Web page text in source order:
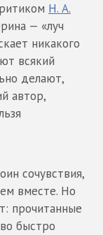
Н. А.
— «луч
никакого
всякий
делают,
автор,
сочувствия,
вместе. Но
прочитанные
быстро